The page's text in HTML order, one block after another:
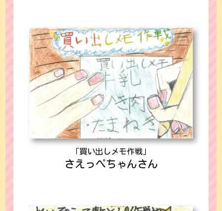
「買い出しメモ作戦」
さえっぺちゃんさん